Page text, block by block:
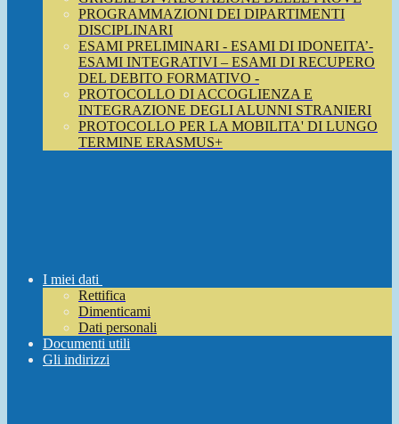
PROGRAMMAZIONI DEI DIPARTIMENTI
DISCIPLINARI
ESAMI PRELIMINARI - ESAMI DI IDONEITA’-
ESAMI INTEGRATIVI – ESAMI DI RECUPERO
DEL DEBITO FORMATIVO -
PROTOCOLLO DI ACCOGLIENZA E
INTEGRAZIONE DEGLI ALUNNI STRANIERI
PROTOCOLLO PER LA MOBILITA' DI LUNGO
TERMINE ERASMUS+
I miei dati
Rettifica
Dimenticami
Dati personali
Documenti utili
Gli indirizzi